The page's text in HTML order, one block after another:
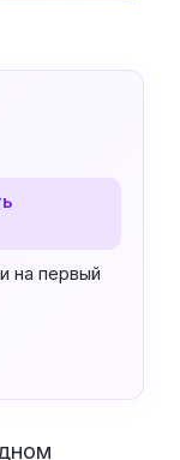
на первый